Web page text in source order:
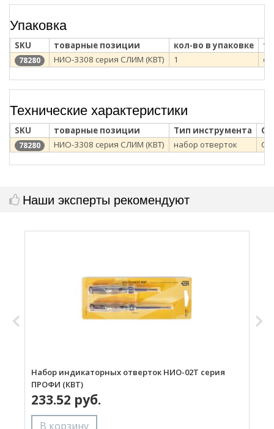
Упаковка
SKU товарные позиции кол-во в упаковке
78280 НИО-3308 серия СЛИМ (КВТ) 1
Технические характеристики
SKU товарные позиции Тип инструмента
78280 НИО-3308 серия СЛИМ (КВТ) набор отверток
Наши эксперты рекомендуют
Набор индикаторных отверток НИО-02Т серия
ПРОФИ (КВТ)
233.52 руб.